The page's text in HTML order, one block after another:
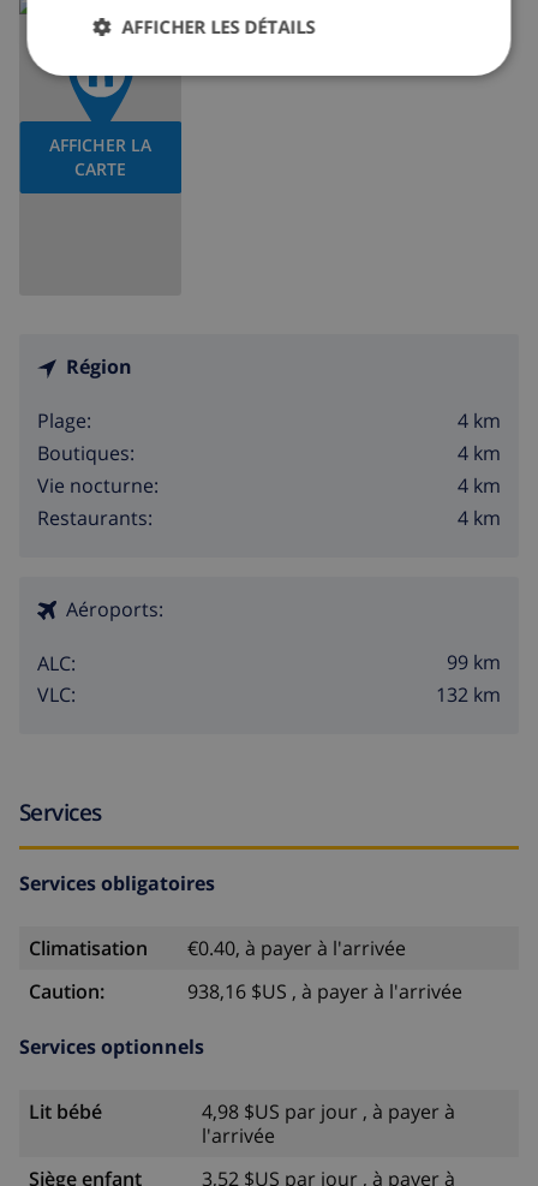
AFFICHER LA
CARTE
Espagne>Costa Blanca
Région
Plage:
4 km
Boutiques:
4 km
Vie nocturne:
4 km
Restaurants:
4 km
Aéroports:
ALC:
99 km
VLC:
132 km
Services
Services obligatoires
Climatisation
€0.40, à payer à l'arrivée
Caution:
938,16 $US , à payer à l'arrivée
Services optionnels
Lit bébé
4,98 $US par jour , à payer à
l'arrivée
Siège enfant
3,52 $US par jour , à payer à
AFFICHER LES DÉTAILS